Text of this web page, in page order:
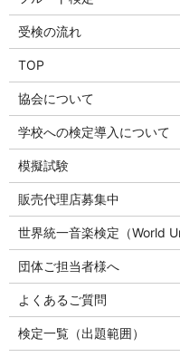
受検の流れ
TOP
協会について
学校への検定導入について
模擬試験
販売代理店募集中
世界統一音楽検定（World
団体ご担当者様へ
よくあるご質問
検定一覧（出題範囲）